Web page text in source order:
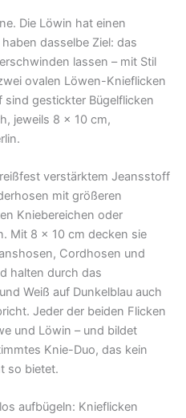
Die Löwin hat einen
dasselbe Ziel: das
lassen – mit Stil
ovalen Löwen-Knieflicken
gestickter Bügelflicken
jeweils 8 × 10 cm,
verstärktem Jeansstoff
mit größeren
Kniebereichen oder
Mit 8 × 10 cm decken sie
Cordhosen und
halten durch das
Weiß auf Dunkelblau auch
Jeder der beiden Flicken
und Löwin – und bildet
Knie-Duo, das kein
so bietet.
aufbügeln: Knieflicken